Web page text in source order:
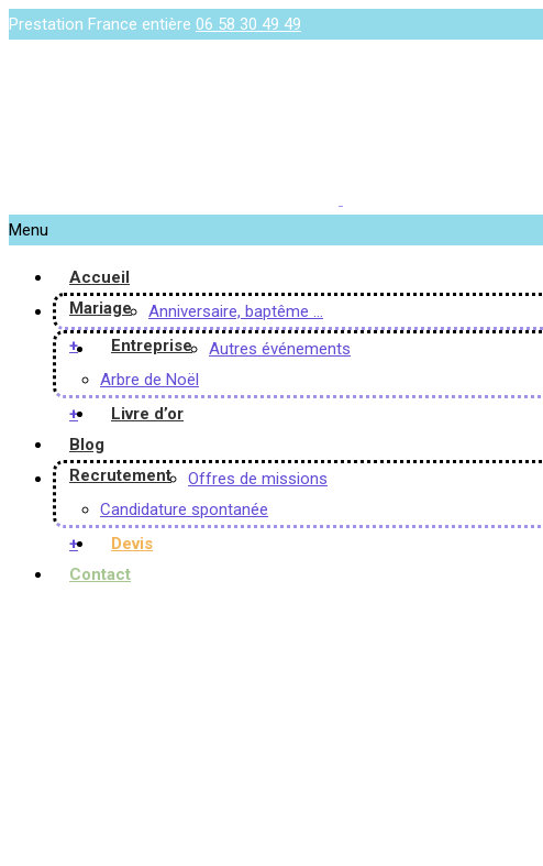
Prestation France entière 06 58 30 49 49
Menu
Accueil
Mariage
Anniversaire, baptême …
+
Entreprise
Autres événements
Arbre de Noël
+
Livre d’or
Blog
Recrutement
Offres de missions
Candidature spontanée
+
Devis
Contact